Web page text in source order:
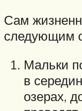
Сам
следующим
Мальки
в
озерах,